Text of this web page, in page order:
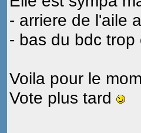
- arriere de l'aile
- bas du bdc
Voila pour le
Vote plus tard